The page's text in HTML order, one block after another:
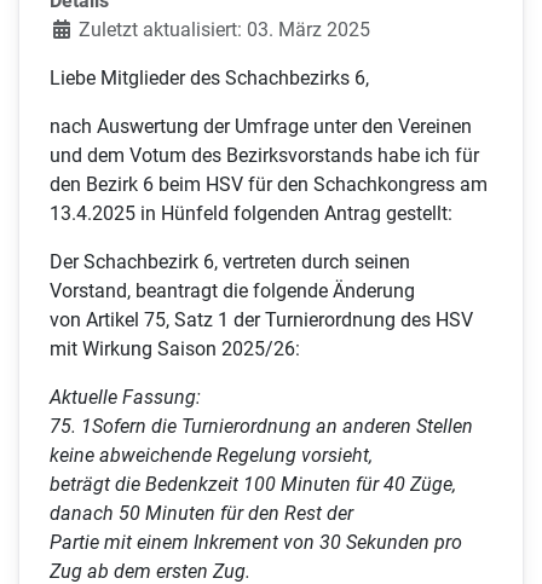
Zuletzt aktualisiert: 03. März 2025
Liebe Mitglieder des Schachbezirks 6,
nach Auswertung der Umfrage unter den Vereinen
und dem Votum des Bezirksvorstands habe ich für
den Bezirk 6 beim HSV für den Schachkongress am
13.4.2025 in Hünfeld folgenden Antrag gestellt:
Der Schachbezirk 6, vertreten durch seinen
Vorstand, beantragt die folgende Änderung
von Artikel 75, Satz 1 der Turnierordnung des HSV
mit Wirkung Saison 2025/26:
Aktuelle Fassung:
75. 1Sofern die Turnierordnung an anderen Stellen
keine abweichende Regelung vorsieht,
beträgt die Bedenkzeit 100 Minuten für 40 Züge,
danach 50 Minuten für den Rest der
Partie mit einem Inkrement von 30 Sekunden pro
Zug ab dem ersten Zug.